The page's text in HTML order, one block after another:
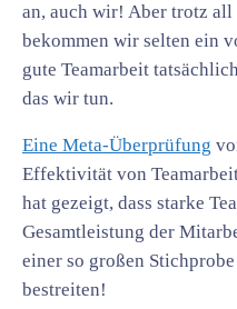
an, auch wir! Aber trotz
bekommen wir selten ein
gute Teamarbeit
das wir tun.
Eine Meta-Überprüfung
Effektivität von
hat gezeigt, dass starke
Gesamtleistung der
einer so großen
bestreiten!